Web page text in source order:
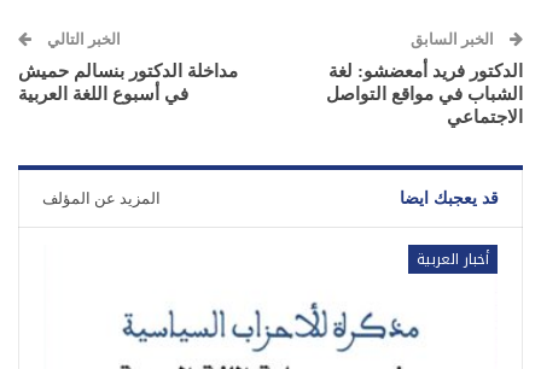
الخبر السابق
الدكتور فريد أمعضشو: لغة
الشباب في مواقع التواصل
الاجتماعي
الخبر التالي
مداخلة الدكتور بنسالم حميش
في أسبوع اللغة العربية
قد يعجبك ايضا المزيد عن المؤلف
أخبار العربية